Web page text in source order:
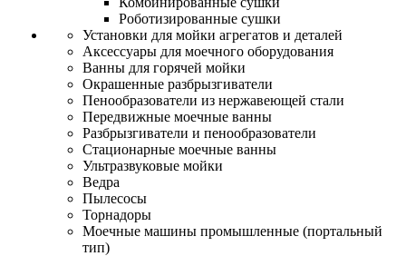
Роботизированные сушки
Установки для мойки агрегатов и деталей
Аксессуары для моечного оборудования
Ванны для горячей мойки
Окрашенные разбрызгиватели
Пенообразователи из нержавеющей стали
Передвижные моечные ванны
Разбрызгиватели и пенообразователи
Стационарные моечные ванны
Ультразвуковые мойки
Ведра
Пылесосы
Торнадоры
Моечные машины промышленные (портальный
тип)